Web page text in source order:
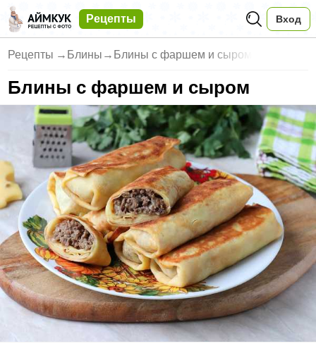
Рецепты Вход
Рецепты → Блины → Блины с фаршем и сыром
Блины с фаршем и сыром